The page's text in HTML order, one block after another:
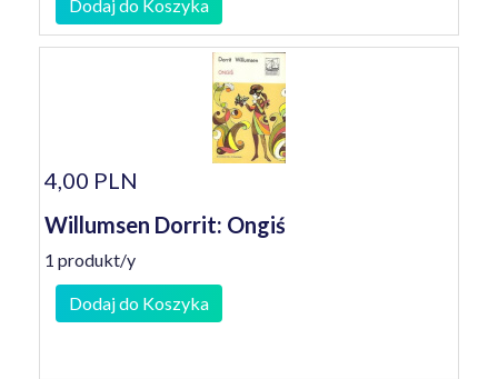
Dodaj do Koszyka
4,00 PLN
Willumsen Dorrit: Ongiś
1 produkt/y
Dodaj do Koszyka